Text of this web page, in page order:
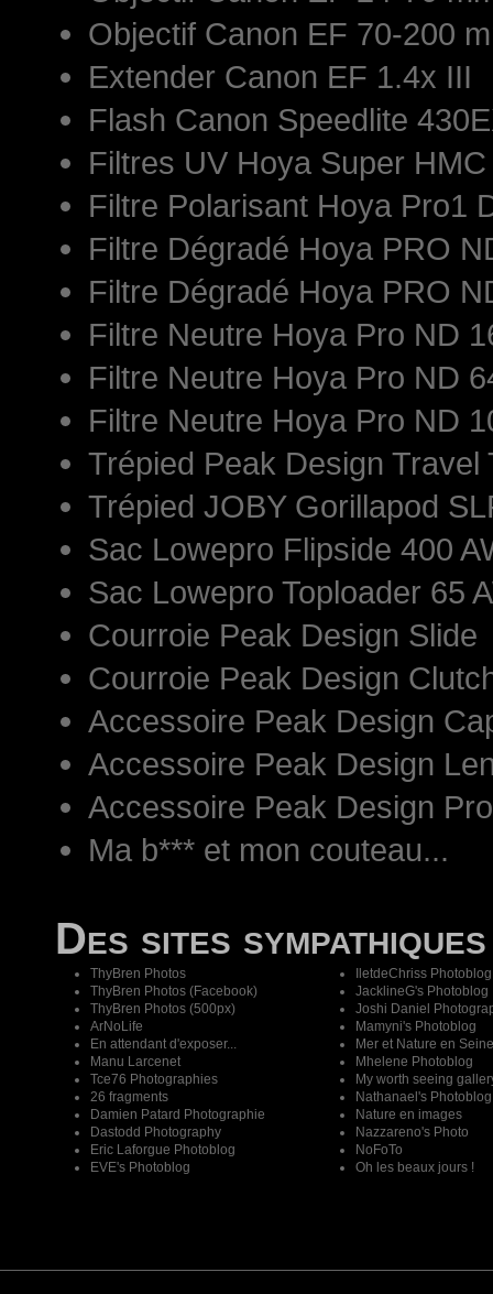
Objectif Canon EF 70-200
Extender Canon EF 1.4x III
Flash Canon Speedlite
Filtres UV Hoya Super
Filtre Polarisant Hoya Pro1
Filtre Dégradé Hoya PRO
Filtre Dégradé Hoya PRO
Filtre Neutre Hoya Pro ND
Filtre Neutre Hoya Pro ND
Filtre Neutre Hoya Pro ND
Trépied Peak Design Travel
Trépied JOBY Gorillapod
Sac Lowepro Flipside 400
Sac Lowepro Toploader 65
Courroie Peak Design Slide
Courroie Peak Design
Accessoire Peak Design
Accessoire Peak Design
Accessoire Peak Design
Ma b*** et mon couteau...
Des sites sympathiques
ThyBren Photos
ThyBren Photos (Facebook)
ThyBren Photos (500px)
ArNoLife
En attendant d'exposer...
Manu Larcenet
Tce76 Photographies
26 fragments
Damien Patard Photographie
Dastodd Photography
Eric Laforgue Photoblog
EVE's Photoblog
IletdeChriss Photoblog
JacklineG's Photoblog
Joshi Daniel
Mamyni's Photoblog
Mer et Nature en Seine
Mhelene Photoblog
My worth seeing
Nathanael's Photoblog
Nature en images
Nazzareno's Photo
NoFoTo
Oh les beaux jours !